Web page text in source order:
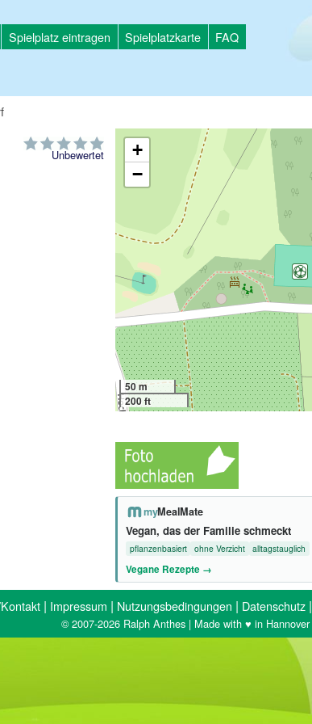
Spielplatz eintragen Spielplatzkarte FAQ
Unbewertet
+
−
50 m
200 ft
myMealMate
Vegan, das der Familie schmeckt
pflanzenbasiert ohne Verzicht alltagstauglich
Vegane Rezepte →
| Impressum | Nutzungsbedingungen | Datenschutz |
© 2007-2026 Ralph Anthes | Made with ♥ in Hannover